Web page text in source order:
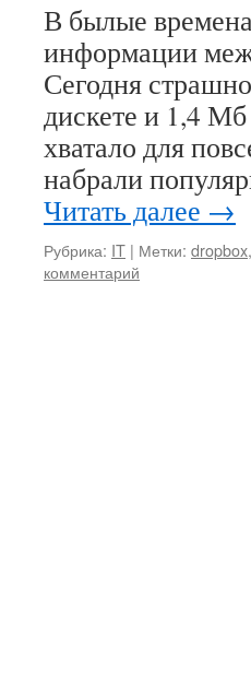
В былые
информации
Сегодня
дискете и 1,4
хватало для
набрали
Читать далее →
Рубрика: IT | Метки: dropbox,
комментарий